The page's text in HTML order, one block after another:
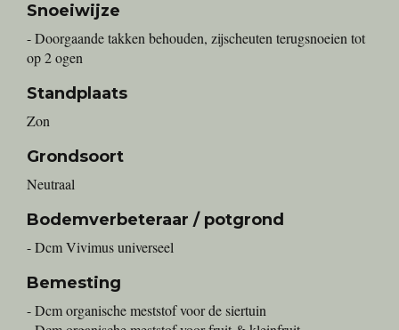
Snoeiwijze
- Doorgaande takken behouden, zijscheuten terugsnoeien tot
op 2 ogen
Standplaats
Zon
Grondsoort
Neutraal
Bodemverbeteraar / potgrond
- Dcm Vivimus universeel
Bemesting
- Dcm organische meststof voor de siertuin